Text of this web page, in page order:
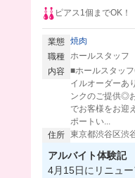
ピアス1個までOK！
業態 焼肉
職種 ホールスタッフ
内容 ■ホールスタッ
イルオーダーあ
ンクのご提供◎
でお客様をお迎
ポートい...
住所 東京都渋谷区渋
アルバイト体験記
4月15日にリニュ